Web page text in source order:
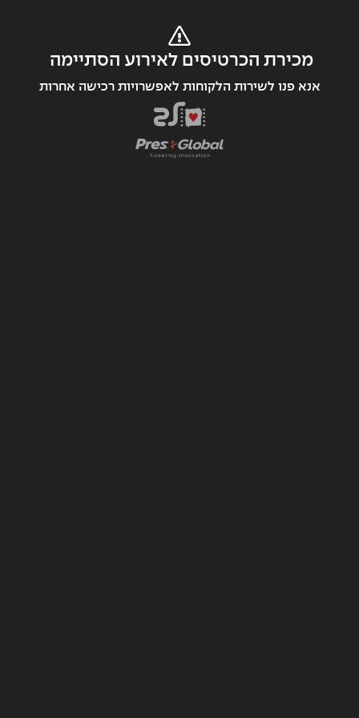
מכירת הכרטיסים לאירוע הסתיימה
אנא פנו לשירות הלקוחות לאפשרויות רכישה אחרות